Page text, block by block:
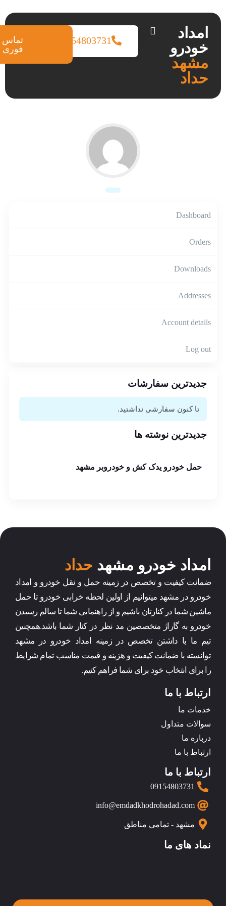
امداد
خودرو
مشهد
حداد
09154803731
تماس
فوری
Dashboard
Orders
Downloads
Addresses
Account details
Log out
جدیدترین سفارشات
تا کنون سفارشی نداشتید.
جدیدترین نوشته ها
حمل خودرو یدک کش و خودروبر مشهد
امداد خودرو مشهد حداد
ضمانت کیفیت و تخصص در زمینه حمل و نقل خودرو و امداد
خودرو در مشهد میتوانیم از اولین لحظه خرابی خودرو تا حمل
ماشین شما در کنارتان باشیم و از راهنمایی شما تا سالم رسیدن
خودرو به گاراژ متخصصین مد نظر در کنار شما باشد.همچنین
تیم ما با داشتن تخصص در زمینه امداد خودرو در مشهد
توانسته با ضمانت کیفیت و هزینه و قیمت مناسب تمام شرایط
را برای انتخاب خود برای شما فراهم کنیم.
ارتباط با ما
خدمات ما
سوالات متداول
درباره ما
ارتباط با ما
ارتباط با ما
09154803731
info@emdadkhodrohadad.com
مشهد - تمامی مناطق
نماد های ما